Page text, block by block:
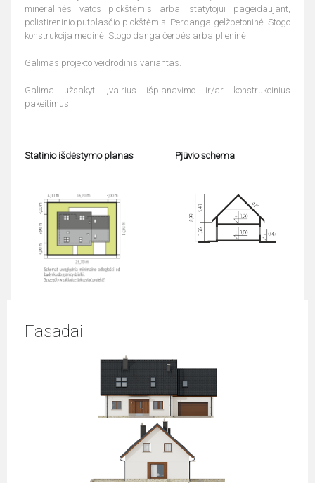
mineralinės vatos plokštėmis arba, statytojui pageidaujant,
polistireninio putplasčio plokštėmis. Perdanga gelžbetoninė. Stogo
konstrukcija medinė. Stogo danga čerpės arba plieninė.
Galimas projekto veidrodinis variantas.
Galima užsakyti įvairius išplanavimo ir/ar konstrukcinius
pakeitimus.
Statinio išdėstymo planas Pjūvio schema
Fasadai